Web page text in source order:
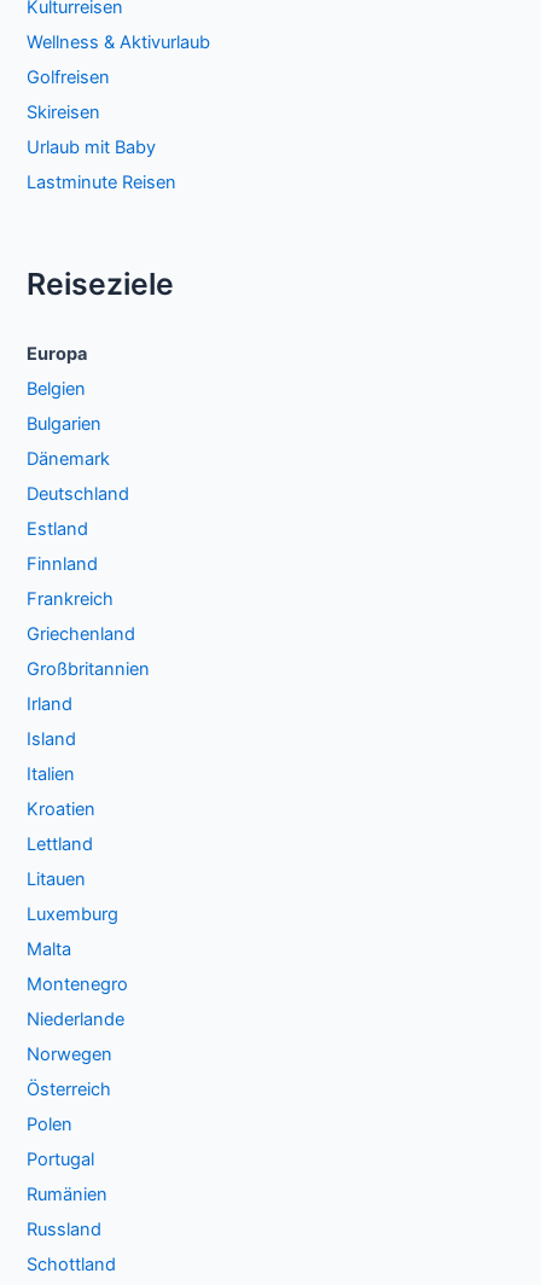
Kulturreisen
Wellness & Aktivurlaub
Golfreisen
Skireisen
Urlaub mit Baby
Lastminute Reisen
Reiseziele
Europa
Belgien
Bulgarien
Dänemark
Deutschland
Estland
Finnland
Frankreich
Griechenland
Großbritannien
Irland
Island
Italien
Kroatien
Lettland
Litauen
Luxemburg
Malta
Montenegro
Niederlande
Norwegen
Österreich
Polen
Portugal
Rumänien
Russland
Schottland